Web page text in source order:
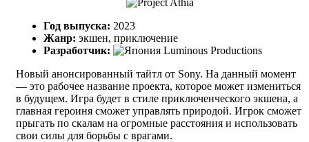
Год выпуска: 2023
Жанр: экшен, приключение
Разработчик:
Luminous Productions
Новый анонсированный тайтл от Sony. На данный момент
— это рабочее название проекта, которое может измениться
в будущем. Игра будет в стиле приключенческого экшена, а
главная героиня сможет управлять природой. Игрок сможет
прыгать по скалам на огромные расстояния и использовать
свои силы для борьбы с врагами.